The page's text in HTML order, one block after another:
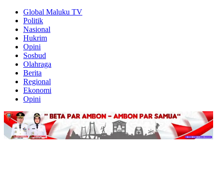
Global Maluku TV
Politik
Nasional
Hukrim
Opini
Sosbud
Olahraga
Berita
Regional
Ekonomi
Opini